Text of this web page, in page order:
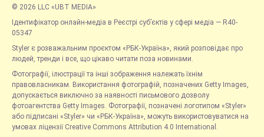
© 2026 LLC «UBT MEDIA»
Ідентифікатор онлайн-медіа в Реєстрі суб’єктів у сфері медіа — R40-
05347
Styler є розважальним проєктом «РБК-Україна», який розповідає про
людей, тренди і все, що цікаво читати поза новинами.
Фотографії, ілюстрації та інші зображення належать їхнім
правовласникам. Використання фотографій, позначених Getty Images,
допускається виключно за наявності письмового дозволу
фотоагентства Getty Images. Фотографії, позначені логотипом «Styler»
або підписані «Styler» чи «РБК-Україна», можуть використовуватися на
умовах ліцензії Creative Commons Attribution 4.0 International.